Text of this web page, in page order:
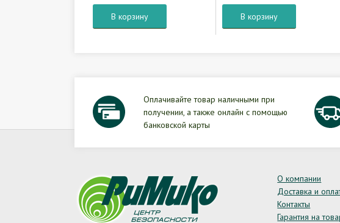
В корзину В корзину
Оплачивайте товар наличными при
получении, а также онлайн с помощью
банковской карты
О компании
Доставка и
Контакты
Гарантия на